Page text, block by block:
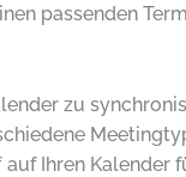
passenden
zu
Ihren